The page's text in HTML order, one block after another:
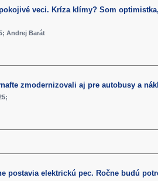
veci. Kríza klímy? Som
Andrej Barát
zmodernizovali aj pre autobusy a
postavia elektrickú pec. Ročne budú